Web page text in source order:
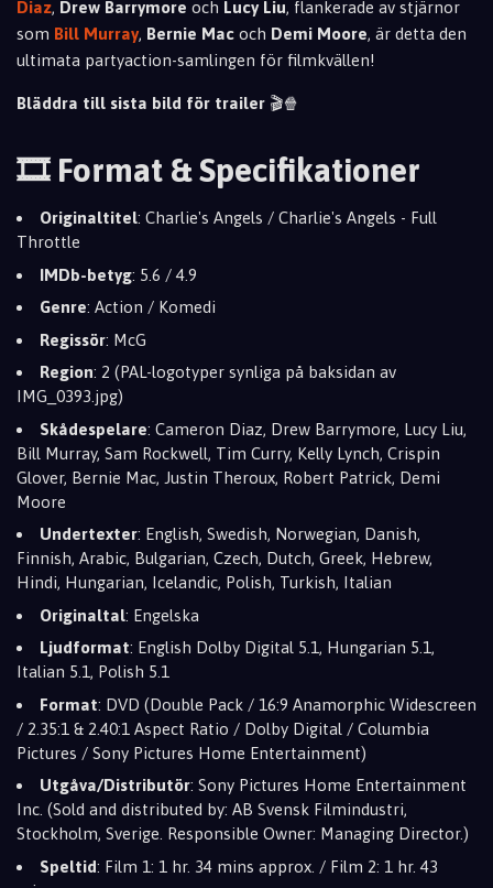
Diaz, Drew Barrymore och Lucy Liu, flankerade av stjärnor
som Bill Murray, Bernie Mac och Demi Moore, är detta den
ultimata partyaction-samlingen för filmkvällen!
Bläddra till sista bild för trailer 🎬🍿
🎞️ Format & Specifikationer
Originaltitel: Charlie's Angels / Charlie's Angels - Full
Throttle
IMDb-betyg: 5.6 / 4.9
Genre: Action / Komedi
Regissör: McG
Region: 2 (PAL-logotyper synliga på baksidan av
IMG_0393.jpg)
Skådespelare: Cameron Diaz, Drew Barrymore, Lucy Liu,
Bill Murray, Sam Rockwell, Tim Curry, Kelly Lynch, Crispin
Glover, Bernie Mac, Justin Theroux, Robert Patrick, Demi
Moore
Undertexter: English, Swedish, Norwegian, Danish,
Finnish, Arabic, Bulgarian, Czech, Dutch, Greek, Hebrew,
Hindi, Hungarian, Icelandic, Polish, Turkish, Italian
Originaltal: Engelska
Ljudformat: English Dolby Digital 5.1, Hungarian 5.1,
Italian 5.1, Polish 5.1
Format: DVD (Double Pack / 16:9 Anamorphic Widescreen
/ 2.35:1 & 2.40:1 Aspect Ratio / Dolby Digital / Columbia
Pictures / Sony Pictures Home Entertainment)
Utgåva/Distributör: Sony Pictures Home Entertainment
Inc. (Sold and distributed by: AB Svensk Filmindustri,
Stockholm, Sverige. Responsible Owner: Managing Director.)
Speltid: Film 1: 1 hr. 34 mins approx. / Film 2: 1 hr. 43